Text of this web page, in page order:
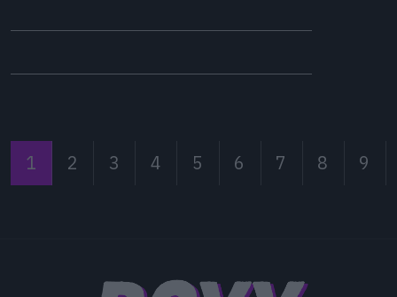
1 2 3 4 5 6 7 8 9